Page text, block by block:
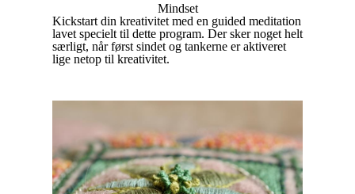
Mindset
Kickstart din kreativitet med en guided meditation
lavet specielt til dette program. Der sker noget helt
særligt, når først sindet og tankerne er aktiveret
lige netop til kreativitet.